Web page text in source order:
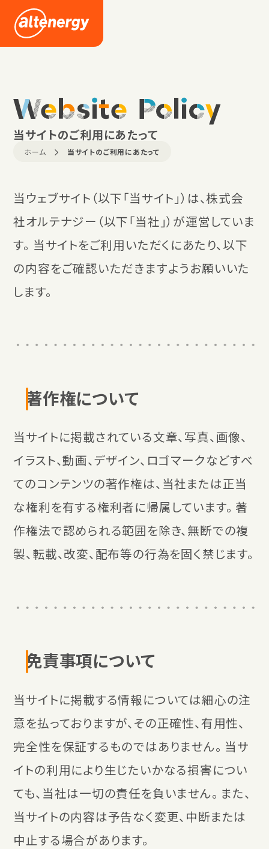
情報
ース
お問い合わせ
Website Policy
当サイトのご利用にあたって
ホーム 当サイトのご利用にあたって
当ウェブサイト（以下「当サイト」）は、株式会
社オルテナジー（以下「当社」）が運営していま
す。 当サイトをご利用いただくにあたり、以下
の内容をご確認いただきますようお願いいた
します。
著作権について
当サイトに掲載されている文章、写真、画像、
イラスト、動画、デザイン、ロゴマークなどすべ
てのコンテンツの著作権は、当社または正当
な権利を有する権利者に帰属しています。 著
作権法で認められる範囲を除き、無断での複
製、転載、改変、配布等の行為を固く禁じます。
免責事項について
当サイトに掲載する情報については細心の注
意を払っておりますが、その正確性、有用性、
完全性を保証するものではありません。 当サ
イトの利用により生じたいかなる損害につい
ても、当社は一切の責任を負いません。 また、
当サイトの内容は予告なく変更、中断または
中止する場合があります。